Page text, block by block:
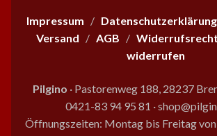
Impressum / Datenschutzerklärung
Versand / AGB / Widerrufsrecht
widerrufen
Pilgino · Pastorenweg 188, 28237
0421-83 94 95 81 ·
Öffnungszeiten: Montag bis Freitag